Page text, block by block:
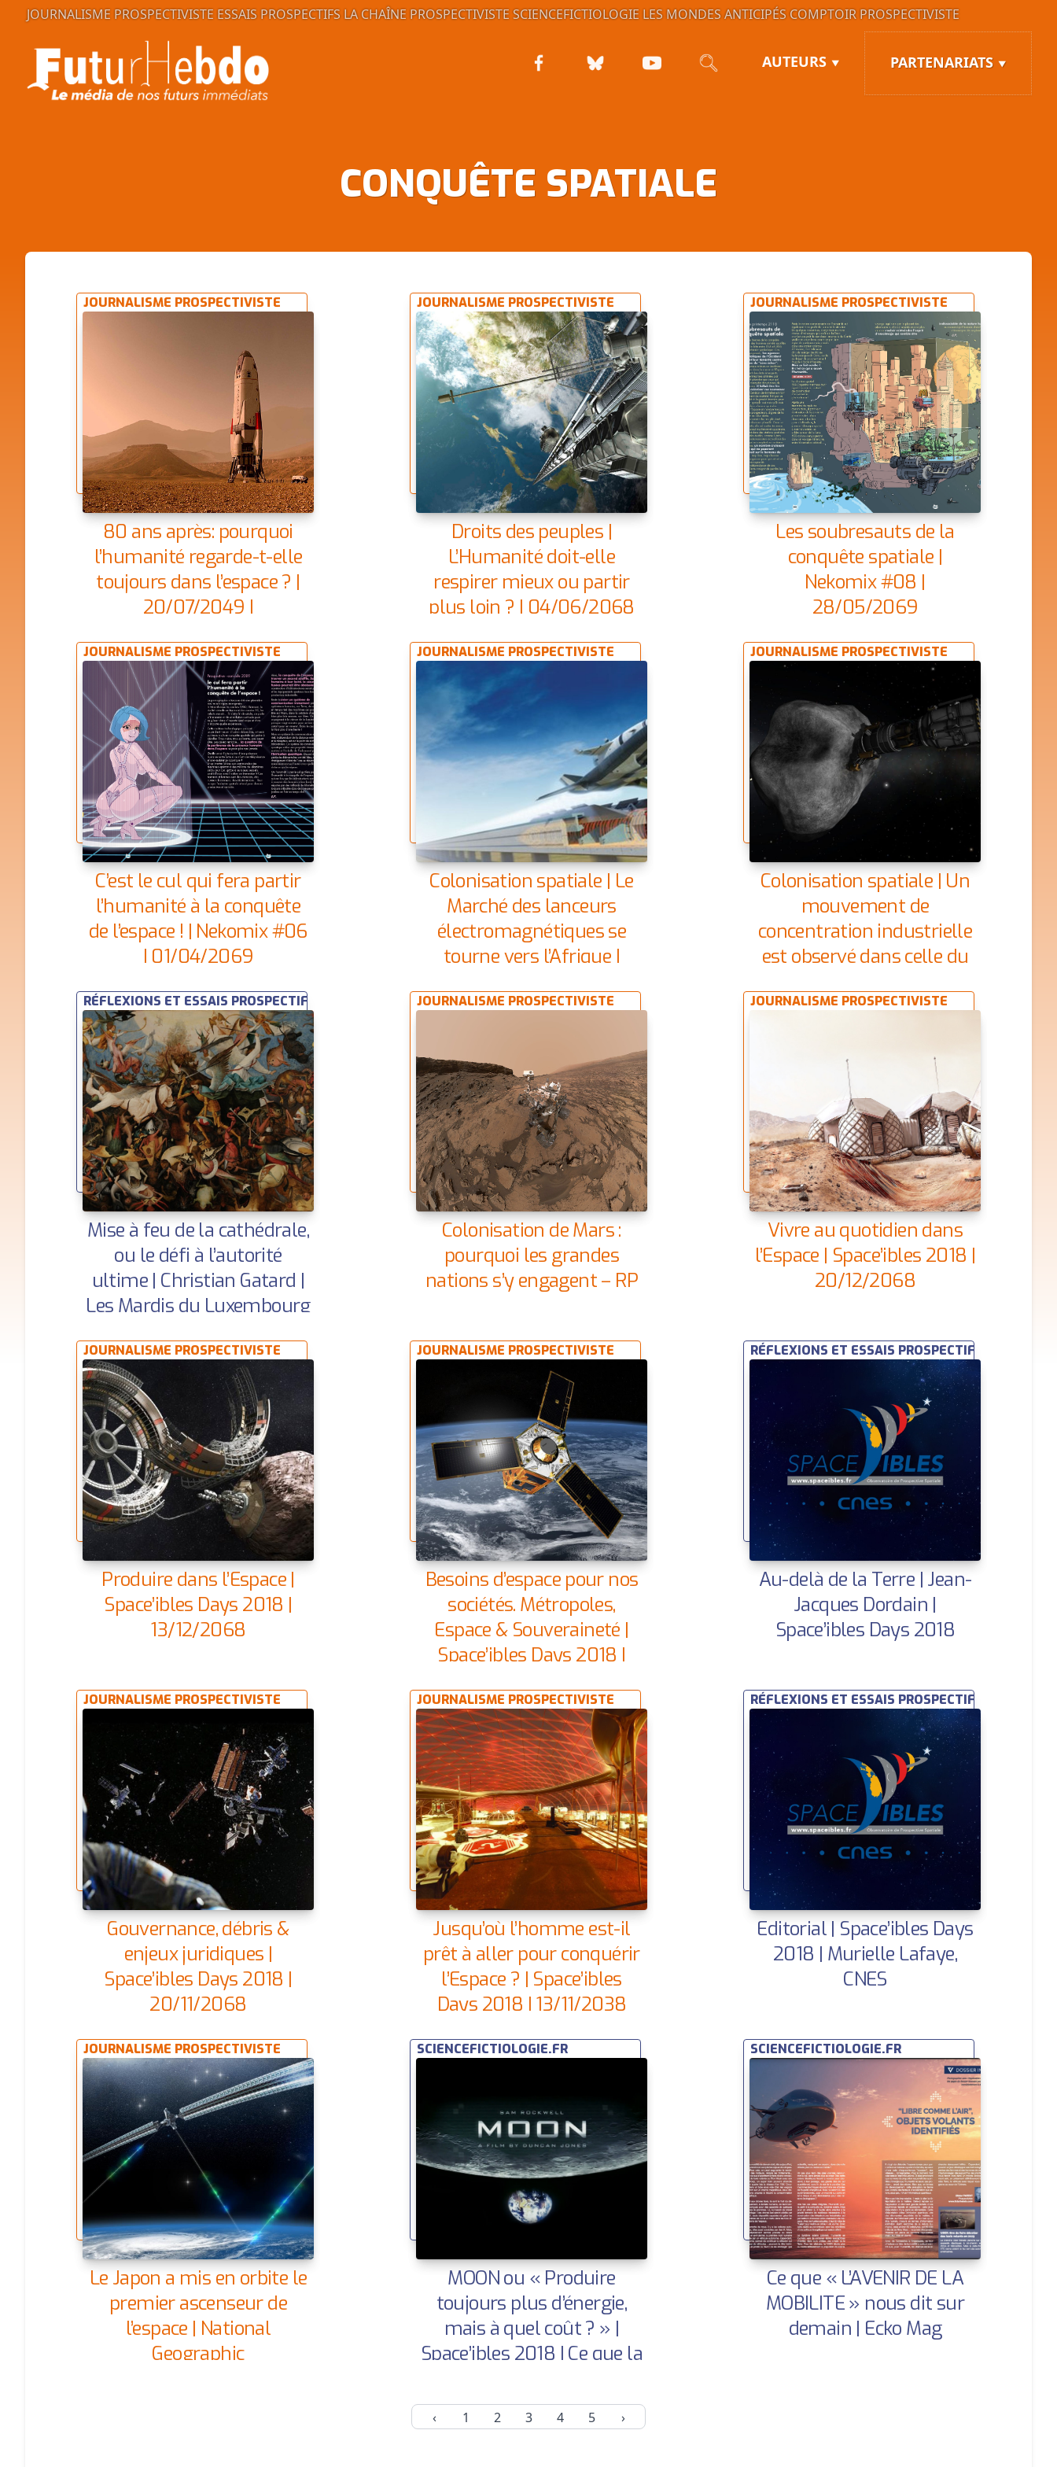
JOURNALISME PROSPECTIVISTE ESSAIS PROSPECTIFSLA CHAÎNE PROSPECTIVISTE SCIENCEFICTIOLOGIE LES MONDES ANTICIPÉSCOMPTOIR PROSPECTIVISTE
AUTEURS PARTENARIATS
CONQUÊTE SPATIALE
JOURNALISME PROSPECTIVISTE
80 ans après: pourquoi
l’humanité regarde-t-elle
toujours dans l’espace ? |
20/07/2049 |
Prospective
JOURNALISME PROSPECTIVISTE
Droits des peuples |
L’Humanité doit-elle
respirer mieux ou partir
plus loin ? | 04/06/2068
JOURNALISME PROSPECTIVISTE
Les soubresauts de la
conquête spatiale |
Nekomix #08 |
28/05/2069
JOURNALISME PROSPECTIVISTE
C’est le cul qui fera partir
l’humanité à la conquête
de l’espace ! | Nekomix #06
| 01/04/2069
JOURNALISME PROSPECTIVISTE
Colonisation spatiale | Le
Marché des lanceurs
électromagnétiques se
tourne vers l’Afrique |
JOURNALISME PROSPECTIVISTE
Colonisation spatiale | Un
mouvement de
concentration industrielle
est observé dans celle du
RÉFLEXIONS ET ESSAIS PROSPECTIFS
Mise à feu de la cathédrale,
ou le défi à l’autorité
ultime | Christian Gatard |
Les Mardis du Luxembourg
JOURNALISME PROSPECTIVISTE
Colonisation de Mars :
pourquoi les grandes
nations s’y engagent – RP
JOURNALISME PROSPECTIVISTE
Vivre au quotidien dans
l’Espace | Space’ibles 2018 |
20/12/2068
JOURNALISME PROSPECTIVISTE
Produire dans l’Espace |
Space’ibles Days 2018 |
13/12/2068
JOURNALISME PROSPECTIVISTE
Besoins d’espace pour nos
sociétés. Métropoles,
Espace & Souveraineté |
Space’ibles Days 2018 |
RÉFLEXIONS ET ESSAIS PROSPECTIFS
Au-delà de la Terre | Jean-
Jacques Dordain |
Space’ibles Days 2018
JOURNALISME PROSPECTIVISTE
Gouvernance, débris &
enjeux juridiques |
Space’ibles Days 2018 |
20/11/2068
JOURNALISME PROSPECTIVISTE
Jusqu’où l’homme est-il
prêt à aller pour conquérir
l’Espace ? | Space’ibles
Days 2018 | 13/11/2038
RÉFLEXIONS ET ESSAIS PROSPECTIFS
Editorial | Space’ibles Days
2018 | Murielle Lafaye,
CNES
JOURNALISME PROSPECTIVISTE
Le Japon a mis en orbite le
premier ascenseur de
l’espace | National
Geographic
SCIENCEFICTIOLOGIE.FR
MOON ou « Produire
toujours plus d’énergie,
mais à quel coût ? » |
Space’ibles 2018 | Ce que la
SCIENCEFICTIOLOGIE.FR
Ce que « L’AVENIR DE LA
MOBILITE » nous dit sur
demain | Ecko Mag
‹ 1 2 3 4 5 ›